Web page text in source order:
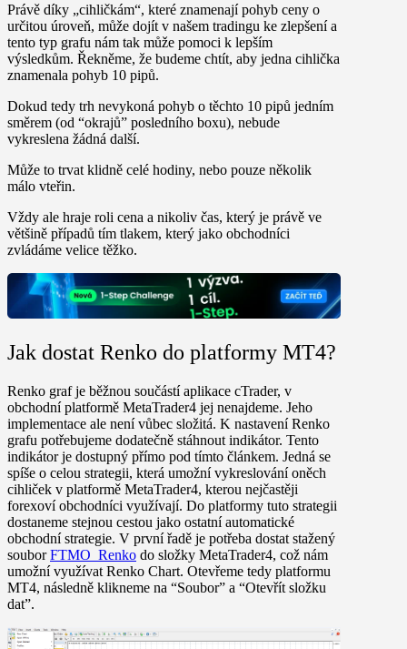
Právě díky „cihličkám“, které znamenají pohyb ceny o
určitou úroveň, může dojít v našem tradingu ke zlepšení a
tento typ grafu nám tak může pomoci k lepším
výsledkům. Řekněme, že budeme chtít, aby jedna cihlička
znamenala pohyb 10 pipů.
Dokud tedy trh nevykoná pohyb o těchto 10 pipů jedním
směrem (od “okrajů” posledního boxu), nebude
vykreslena žádná další.
Může to trvat klidně celé hodiny, nebo pouze několik
málo vteřin.
Vždy ale hraje roli cena a nikoliv čas, který je právě ve
většině případů tím tlakem, který jako obchodníci
zvládáme velice těžko.
Jak dostat Renko do platformy MT4?
Renko graf je běžnou součástí aplikace cTrader, v
obchodní platformě MetaTrader4 jej nenajdeme. Jeho
implementace ale není vůbec složitá. K nastaveníRenko
grafu potřebujeme dodatečně stáhnout indikátor. Tento
indikátor je dostupný přímo pod tímto článkem. Jedná se
spíše o celou strategii, která umožní vykreslování oněch
cihliček v platformě MetaTrader4, kterou nejčastěji
forexoví obchodníci využívají. Do platformy tuto strategii
dostaneme stejnou cestou jako ostatní automatické
obchodní strategie. V první řadě je potřeba dostat stažený
souborFTMO_Renko do složky MetaTrader4, což nám
umožní využívat Renko Chart. Otevřeme tedy platformu
MT4, následně klikneme na “Soubor” a “Otevřít složku
dat”.